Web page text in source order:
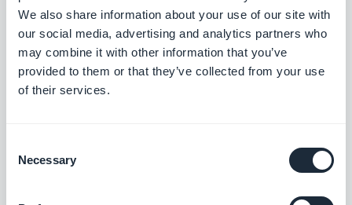
We also share information about your use of our site with
our social media, advertising and analytics partners who
may combine it with other information that you’ve
provided to them or that they’ve collected from your use
of their services.
Selection
Necessary